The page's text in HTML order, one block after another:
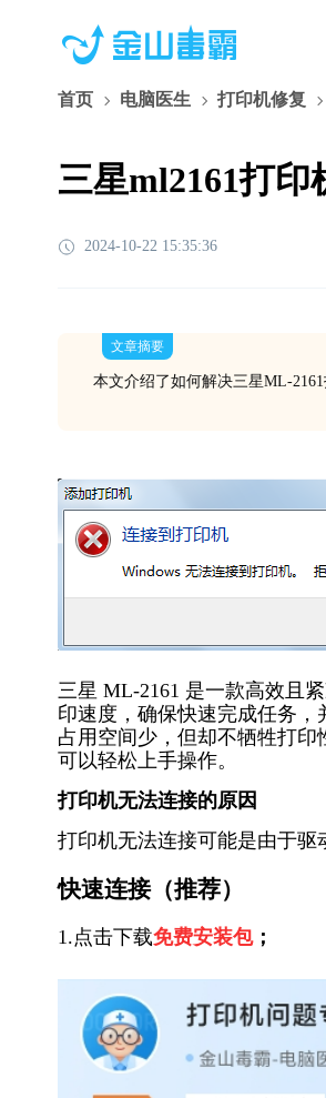
首页 电脑医生 打印机修复
三星ml2161打
2024-10-22 15:35:36
文章摘要
本文介绍了如何解决三星ML-
三星 ML-2161 是一款高效且
印速度，确保快速完成任务，
占用空间少，但却不牺牲打
可以轻松上手操作。
打印机无法连接的原因
打印机无法连接可能是由于驱
快速连接（推荐）
1.点击下载免费安装包；